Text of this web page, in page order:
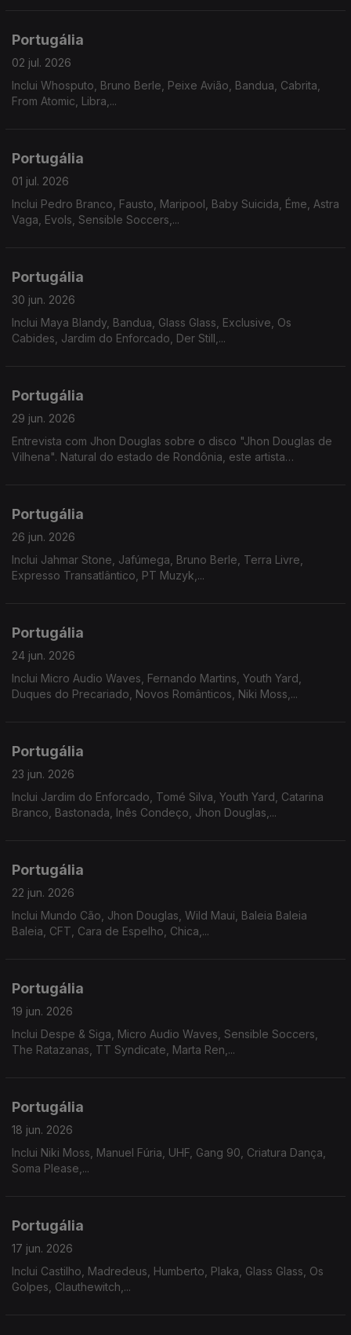
Portugália
02 jul. 2026
Inclui Whosputo, Bruno Berle, Peixe Avião, Bandua, Cabrita,
From Atomic, Libra,...
Portugália
01 jul. 2026
Inclui Pedro Branco, Fausto, Maripool, Baby Suicida, Éme, Astra
Vaga, Evols, Sensible Soccers,...
Portugália
30 jun. 2026
Inclui Maya Blandy, Bandua, Glass Glass, Exclusive, Os
Cabides, Jardim do Enforcado, Der Still,...
Portugália
29 jun. 2026
Entrevista com Jhon Douglas sobre o disco "Jhon Douglas de
Vilhena". Natural do estado de Rondônia, este artista
Portugália
26 jun. 2026
Inclui Jahmar Stone, Jafúmega, Bruno Berle, Terra Livre,
Expresso Transatlântico, PT Muzyk,...
Portugália
24 jun. 2026
Inclui Micro Audio Waves, Fernando Martins, Youth Yard,
Duques do Precariado, Novos Românticos, Niki Moss,...
Portugália
23 jun. 2026
Inclui Jardim do Enforcado, Tomé Silva, Youth Yard, Catarina
Branco, Bastonada, Inês Condeço, Jhon Douglas,...
Portugália
22 jun. 2026
Inclui Mundo Cão, Jhon Douglas, Wild Maui, Baleia Baleia
Baleia, CFT, Cara de Espelho, Chica,...
Portugália
19 jun. 2026
Inclui Despe & Siga, Micro Audio Waves, Sensible Soccers,
The Ratazanas, TT Syndicate, Marta Ren,...
Portugália
18 jun. 2026
Inclui Niki Moss, Manuel Fúria, UHF, Gang 90, Criatura Dança,
Soma Please,...
Portugália
17 jun. 2026
Inclui Castilho, Madredeus, Humberto, Plaka, Glass Glass, Os
Golpes, Clauthewitch,...